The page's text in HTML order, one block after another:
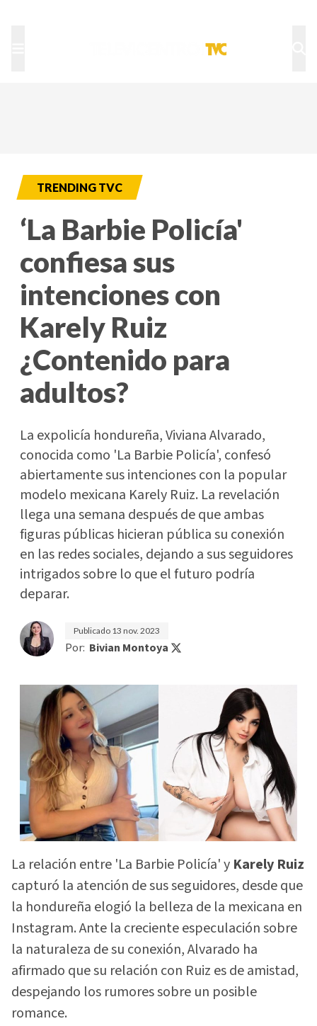
TRENDING TVC
‘La Barbie Policía'
confiesa sus
intenciones con
Karely Ruiz
¿Contenido para
adultos?
La expolicía hondureña, Viviana Alvarado,
conocida como 'La Barbie Policía', confesó
abiertamente sus intenciones con la popular
modelo mexicana Karely Ruiz. La revelación
llega una semana después de que ambas
figuras públicas hicieran pública su conexión
en las redes sociales, dejando a sus seguidores
intrigados sobre lo que el futuro podría
deparar.
Publicado 13 nov. 2023
Por: Bivian Montoya
La relación entre 'La Barbie Policía' y Karely Ruiz
capturó la atención de sus seguidores, desde que
la hondureña elogió la belleza de la mexicana en
Instagram. Ante la creciente especulación sobre
la naturaleza de su conexión, Alvarado ha
afirmado que su relación con Ruiz es de amistad,
despejando los rumores sobre un posible
romance.